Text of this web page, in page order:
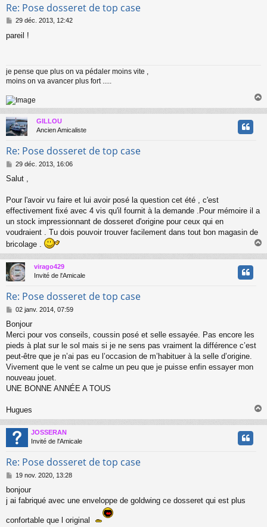
Re: Pose dosseret de top case
M
s
e
29 déc. 2013, 12:42
pareil !
je pense que plus on va pédaler moins vite ,
moins on va avancer plus fort .....
a
u
GILLOU
Ancien Amicaliste
Re: Pose dosseret de top case
M
s
a
g
29 déc. 2013, 16:06
Salut ,
Pour l'avoir vu faire et lui avoir posé la question cet été , c'est
effectivement fixé avec 4 vis qu'il fournit à la demande .Pour mémoire il a
un stock impressionnant de dosseret d'origine pour ceux qui en
voudraient . Tu dois pouvoir trouver facilement dans tout bon magasin de
bricolage .
a
u
virago429
Invité de l'Amicale
Re: Pose dosseret de top case
M
s
s
a
g
02 janv. 2014, 07:59
Bonjour
Merci pour vos conseils, coussin posé et selle essayée. Pas encore les
pieds à plat sur le sol mais si je ne sens pas vraiment la différence c’est
peut-être que je n’ai pas eu l’occasion de m’habituer à la selle d’origine.
Vivement que le vent se calme un peu que je puisse enfin essayer mon
nouveau jouet.
UNE BONNE ANNÉE A TOUS
Hugues
a
u
JOSSERAN
Invité de l'Amicale
Re: Pose dosseret de top case
M
s
s
g
19 nov. 2020, 13:28
bonjour
j ai fabriqué avec une enveloppe de goldwing ce dosseret qui est plus
confortable que l original